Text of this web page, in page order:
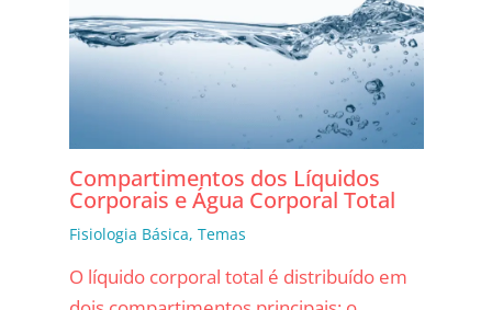
Compartimentos dos Líquidos
Corporais e Água Corporal Total
Fisiologia Básica, Temas
O líquido corporal total é distribuído em